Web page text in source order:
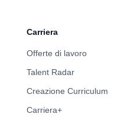
Carriera
Offerte di lavoro
Talent Radar
Creazione Curriculum
Carriera+